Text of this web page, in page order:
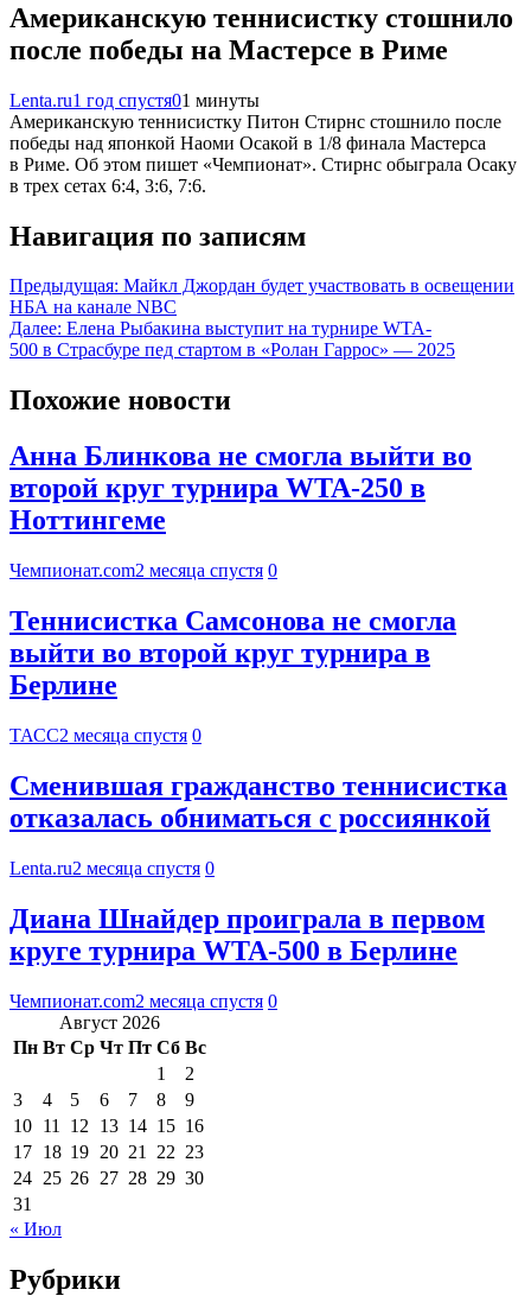
Американскую теннисистку стошнило
после победы на Мастерсе в Риме
Lenta.ru1 год спустя01 минуты
Американскую теннисистку Питон Стирнс стошнило после
победы над японкой Наоми Осакой в 1/8 финала Мастерса
в Риме. Об этом пишет «Чемпионат». Стирнс обыграла Осаку
в трех сетах 6:4, 3:6, 7:6.
Навигация по записям
Предыдущая: Майкл Джордан будет участвовать в освещении
НБА на канале NBC
Далее: Елена Рыбакина выступит на турнире WTA-
500 в Страсбуре пед стартом в «Ролан Гаррос» — 2025
Похожие новости
Анна Блинкова не смогла выйти во
второй круг турнира WTA-250 в
Ноттингеме
Чемпионат.com2 месяца спустя 0
Теннисистка Самсонова не смогла
выйти во второй круг турнира в
Берлине
ТАСС2 месяца спустя 0
Сменившая гражданство теннисистка
отказалась обниматься с россиянкой
Lenta.ru2 месяца спустя 0
Диана Шнайдер проиграла в первом
круге турнира WTA-500 в Берлине
Чемпионат.com2 месяца спустя 0
Август 2026
Пн Вт Ср Чт Пт Сб Вс
1
2
3
4 5 6 7 8
9
10 11 12 13 14 15 16
17 18 19 20 21 22 23
24 25 26 27 28 29 30
31
« Июл
Рубрики